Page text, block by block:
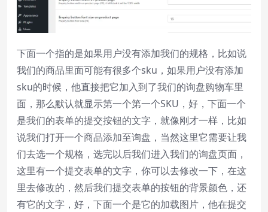
下面一个指的是如果用户没有添加我们的规格，比如说
我们的商品里面可能有很多个sku，如果用户没有添加
sku的时候，他直接把它加入到了我们的询盘购物车里
面，那么默认就显示第一个第一个SKU，好，下面一个
是我们的表单的提交按钮的文字，就像刚才一样，比如
说我们打开一个商品添加至询盘，当然这里它需要让我
们去选一个规格，选完以后我们进入我们的询盘页面，
这里有一个提交表单的文字，你可以去修改一下，在这
里去修改的，然后我们提交表单的按钮的背景颜色，还
有它的文字，好，下面一个是它的加载图片，他在提交